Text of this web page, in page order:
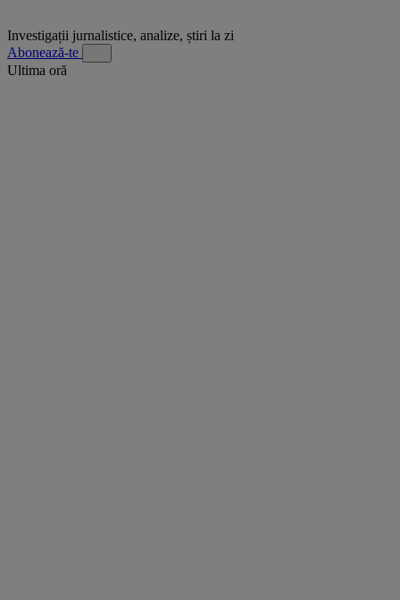
Investigații jurnalistice, analize, știri la zi
Abonează-te
Ultima oră